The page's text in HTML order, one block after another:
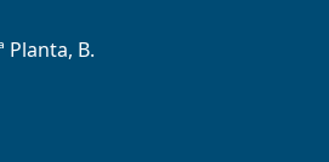
Planta, B.